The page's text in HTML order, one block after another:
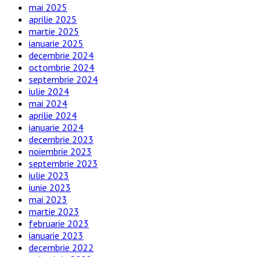
mai 2025
aprilie 2025
martie 2025
ianuarie 2025
decembrie 2024
octombrie 2024
septembrie 2024
iulie 2024
mai 2024
aprilie 2024
ianuarie 2024
decembrie 2023
noiembrie 2023
septembrie 2023
iulie 2023
iunie 2023
mai 2023
martie 2023
februarie 2023
ianuarie 2023
decembrie 2022